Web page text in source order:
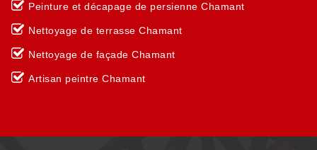
Peinture et décapage de persienne Chamant
Nettoyage de terrasse Chamant
Nettoyage de façade Chamant
Artisan peintre Chamant